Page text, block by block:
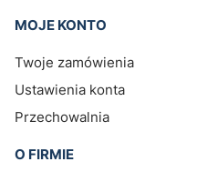
MOJE KONTO
Twoje zamówienia
Ustawienia konta
Przechowalnia
O FIRMIE